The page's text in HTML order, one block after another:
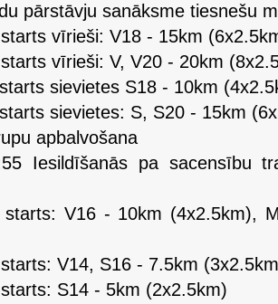
pārstāvju sanāksme tiesnešu
vīrieši: V18 - 15km
vīrieši: V, V20 - 20km
sievietes S18 - 10km
sievietes: S, S20 - 15km
apbalvošana
Iesildīšanās pa sacensību
starts: V16 - 10km (4x2.5km),
V14, S16 - 7.5km
S14 - 5km (2x2.5km)